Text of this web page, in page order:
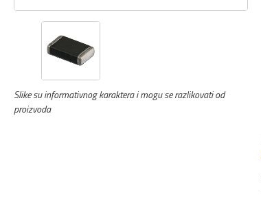
Slike su informativnog karaktera i mogu se razlikovati od
proizvoda